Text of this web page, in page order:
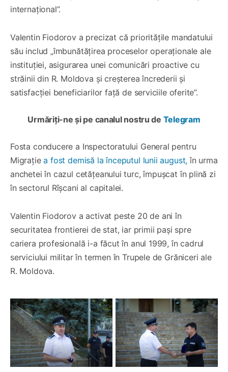
internațional”.
Valentin Fiodorov a precizat că prioritățile mandatului
său includ „îmbunătățirea proceselor operaționale ale
instituției, asigurarea unei comunicări proactive cu
străinii din R. Moldova și creșterea încrederii și
satisfacției beneficiarilor față de serviciile oferite”.
Urmăriți-ne și pe canalul nostru de Telegram
Fosta conducere a Inspectoratului General pentru
Migrațiea fost demisă la începutul lunii august, în urma
anchetei în cazul cetățeanului turc, împușcat în plină zi
în sectorul Rîșcani al capitalei.
Valentin Fiodorov a activat peste 20 de ani în
securitatea frontierei de stat, iar primii pași spre
cariera profesională i-a făcut în anul 1999, în cadrul
serviciului militar în termen în Trupele de Grăniceri ale
R. Moldova.